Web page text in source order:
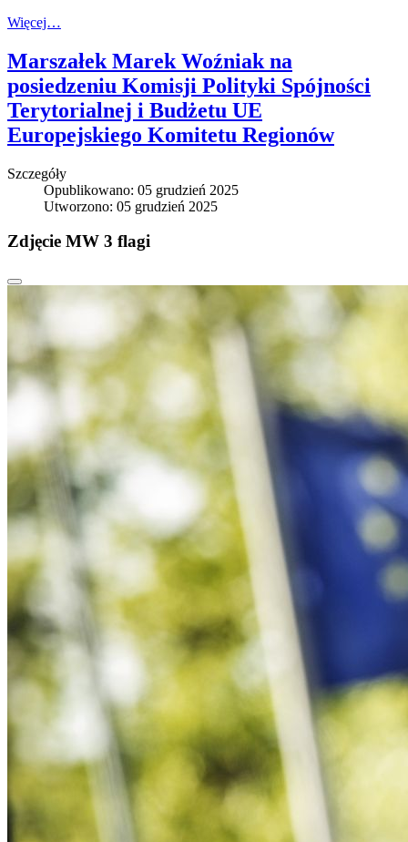
Więcej…
Marszałek Marek Woźniak na
posiedzeniu Komisji Polityki Spójności
Terytorialnej i Budżetu UE
Europejskiego Komitetu Regionów
Szczegóły
Opublikowano: 05 grudzień 2025
Utworzono: 05 grudzień 2025
Zdjęcie MW 3 flagi